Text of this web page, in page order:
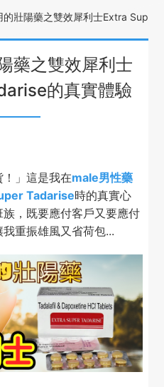
的壯陽藥之雙效犀利士Extra Super
藥之雙效犀利士
的真實體驗
！」這是我在male男性藥
Tadarise時的真實心
，既要應付客戶又要應付
重振雄風又省荷包...